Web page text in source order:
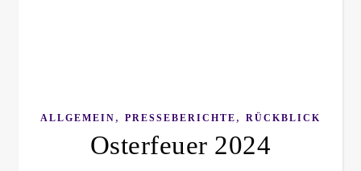
ALLGEMEIN , PRESSEBERICHTE , RÜCKBLICK
Osterfeuer 2024